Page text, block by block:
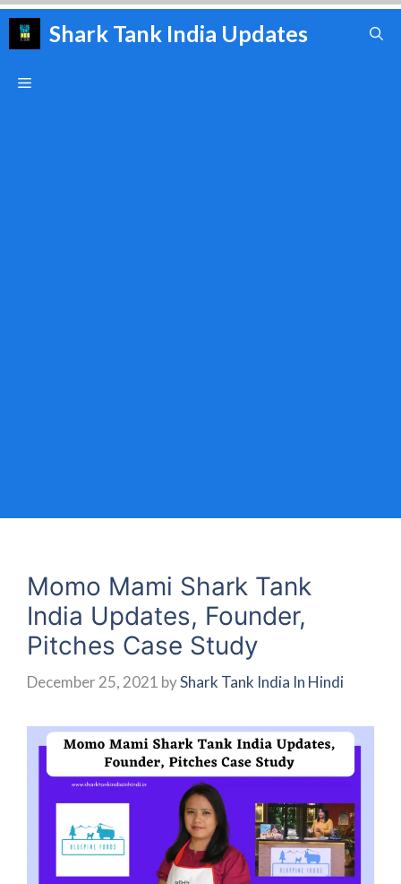
Skip
Shark Tank India Updates
Menu
Momo Mami Shark Tank
India Updates, Founder,
Pitches Case Study
December 25, 2021 byShark Tank India In Hindi